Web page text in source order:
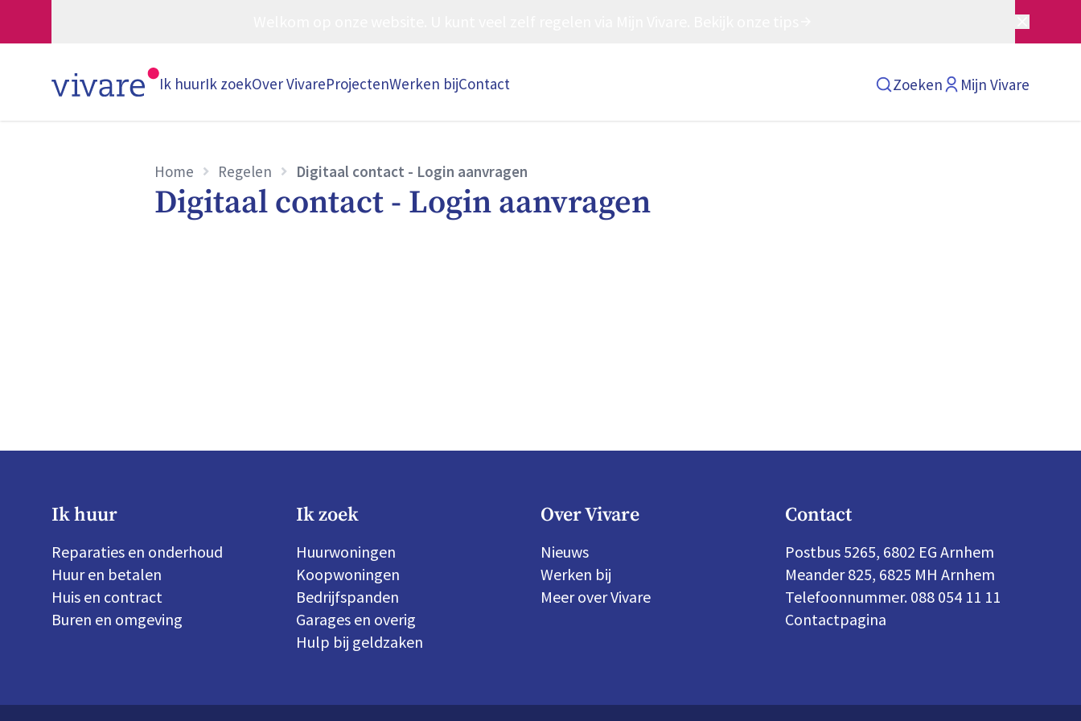
Ik huurIk zoekOver VivareProjectenWerken bijContact Zoeken Mijn Vivare
Home Regelen Digitaal contact - Login aanvragen
Digitaal contact - Login aanvragen
Ik huur
Reparaties en onderhoud
Huur en betalen
Huis en contract
Buren en omgeving
Ik zoek
Huurwoningen
Koopwoningen
Bedrijfspanden
Garages en overig
Hulp bij geldzaken
Over Vivare
Nieuws
Werken bij
Meer over Vivare
Contact
Postbus 5265, 6802 EG Arnhem
Meander 825, 6825 MH Arnhem
Telefoonnummer. 088 054 11 11
Contactpagina